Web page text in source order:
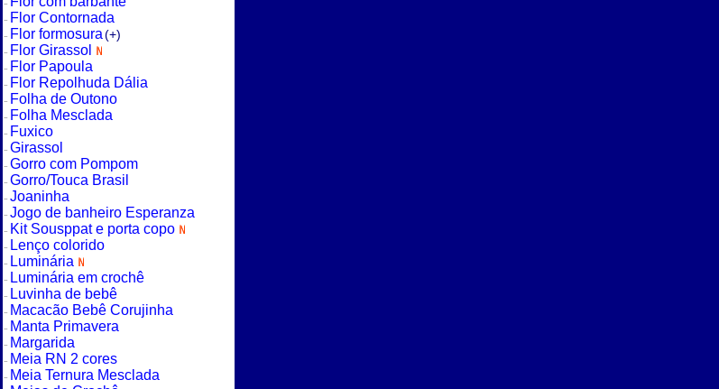
Flor Contornada
Flor formosura (+)
Flor Girassol
Flor Papoula
Flor Repolhuda Dália
Folha de Outono
Folha Mesclada
Fuxico
Girassol
Gorro com Pompom
Gorro/Touca Brasil
Joaninha
Jogo de banheiro Esperanza
Kit Sousppat e porta copo
Lenço colorido
Luminária
Luminária em crochê
Luvinha de bebê
Macacão Bebê Corujinha
Manta Primavera
Margarida
Meia RN 2 cores
Meia Ternura Mesclada